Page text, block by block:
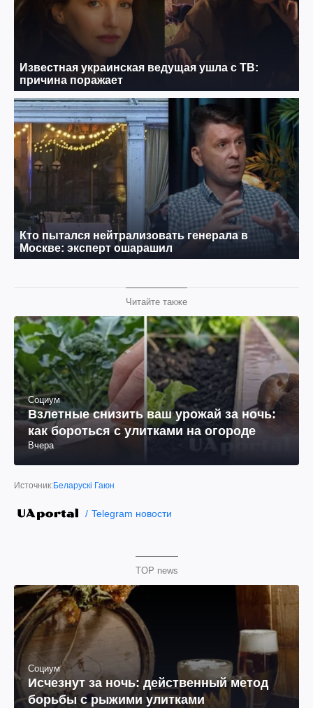
Читайте также
Социум
Взлетные снизить ваш урожай за ночь:
как бороться с улитками на огороде
Вчера
Источник:Беларускі Гаюн
Telegram новости
TOP news
Социум
Исчезнут за ночь: действенный метод
борьбы с рыжими улитками